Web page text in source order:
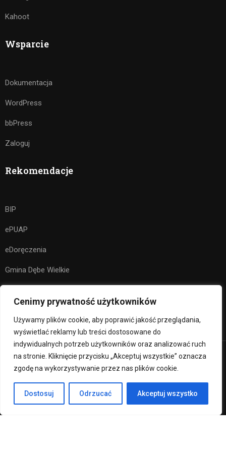
Cenimy prywatność użytkowników
Używamy plików cookie, aby poprawić jakość przeglądania,
wyświetlać reklamy lub treści dostosowane do
indywidualnych potrzeb użytkowników oraz analizować ruch
na stronie. Kliknięcie przycisku „Akceptuj wszystkie” oznacza
zgodę na wykorzystywanie przez nas plików cookie.
Dostosuj Odrzucać Akceptuj wszystko
Kahoot
Wsparcie
Dokumentacja
WordPress
bbPress
Zaloguj
Rekomendacje
BIP
ePUAP
eDoręczenia
Gmina Dębe Wielkie
Premium LMS & Online Education WordPress Theme
Klauzula RODO
Deklaracja Dostępności
Regulamin strony